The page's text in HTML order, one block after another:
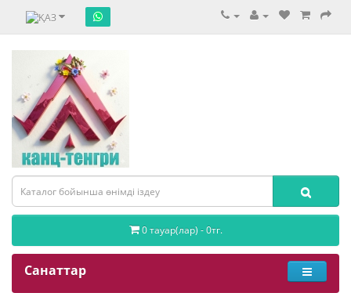
0 тауар(лар) - 0тг.
Санаттар